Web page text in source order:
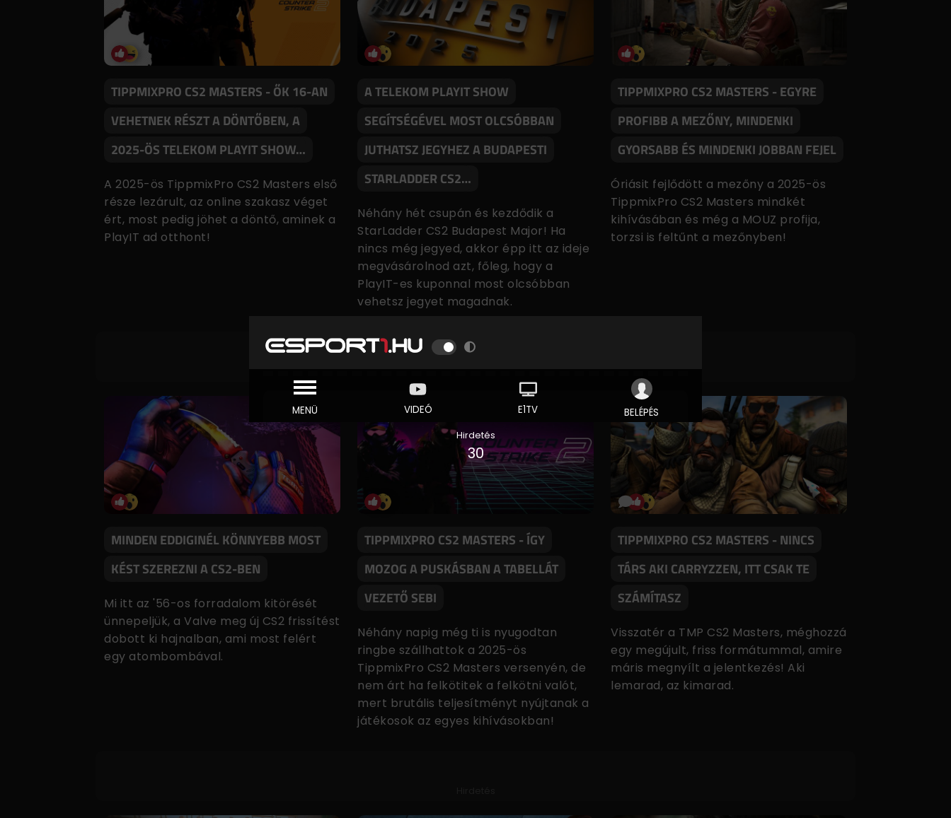
TIPPMIXPRO CS2 MASTERS - ŐK 16-AN
VEHETNEK RÉSZT A DÖNTŐBEN, A
2025-ÖS TELEKOM PLAYIT SHOW…
A 2025-ös TippmixPro CS2 Masters első
része lezárult, az online szakasz véget
ért, most pedig jöhet a döntő, aminek a
PlayIT ad otthont!
A TELEKOM PLAYIT SHOW
SEGÍTSÉGÉVEL MOST OLCSÓBBAN
JUTHATSZ JEGYHEZ A BUDAPESTI
STARLADDER CS2…
Néhány hét csupán és kezdődik a
StarLadder CS2 Budapest Major! Ha
nincs még jegyed, akkor épp itt az ideje
megvásárolnod azt, főleg, hogy a
PlayIT-es kuponnal most olcsóbban
vehetsz jegyet magadnak.
TIPPMIXPRO CS2 MASTERS - EGYRE
PROFIBB A MEZŐNY, MINDENKI
GYORSABB ÉS MINDENKI JOBBAN FEJEL
Óriásit fejlődött a mezőny a 2025-ös
TippmixPro CS2 Masters mindkét
kihívásában és még a MOUZ profija,
torzsi is feltűnt a mezőnyben!
MINDEN EDDIGINÉL KÖNNYEBB MOST
KÉST SZEREZNI A CS2-BEN
Mi itt az '56-os forradalom kitörését
ünnepeljük, a Valve meg új CS2 frissítést
dobott ki hajnalban, ami most felért
egy atombombával.
TIPPMIXPRO CS2 MASTERS - ÍGY
MOZOG A PUSKÁSBAN A TABELLÁT
VEZETŐ SEBI
Néhány napig még ti is nyugodtan
ringbe szállhattok a 2025-ös
TippmixPro CS2 Masters versenyén, de
nem árt ha felkötitek a felkötni valót,
mert brutális teljesítményt nyújtanak a
játékosok az egyes kihívásokban!
TIPPMIXPRO CS2 MASTERS - NINCS
TÁRS AKI CARRYZZEN, ITT CSAK TE
SZÁMÍTASZ
Visszatér a TMP CS2 Masters, méghozzá
egy megújult, friss formátummal, amire
máris megnyílt a jelentkezés! Aki
lemarad, az kimarad.
Hirdetés
30